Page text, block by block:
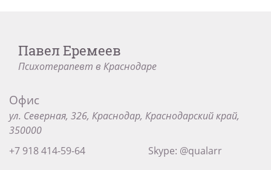
Павел Еремеев
Психотерапевт в Краснодаре
Офис
ул. Северная, 326, Краснодар, Краснодарский край,
350000
+7 918 414-59-64
Skype: @qualarr